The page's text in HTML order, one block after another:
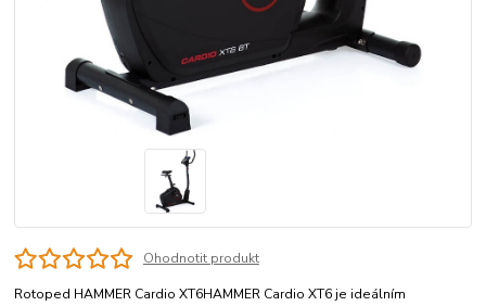
Ohodnotit produkt
Rotoped HAMMER Cardio XT6HAMMER Cardio XT6 je ideálním